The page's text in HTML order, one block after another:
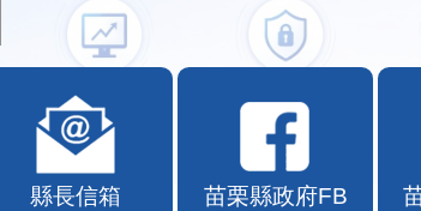
縣長信箱 苗栗縣政府FB